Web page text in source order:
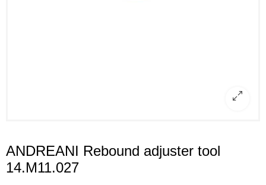
ANDREANI Rebound adjuster tool
14.M11.027